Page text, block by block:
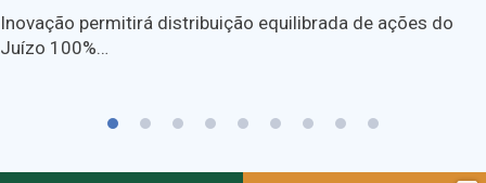
Inovação permitirá distribuição equilibrada de ações do
Juízo 100%…